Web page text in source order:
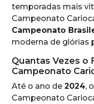
temporadas mais
Campeonato
Campeonato
moderna de glórias
Quantas Vezes o
Campeonato
Até o ano de 2024,
Campeonato